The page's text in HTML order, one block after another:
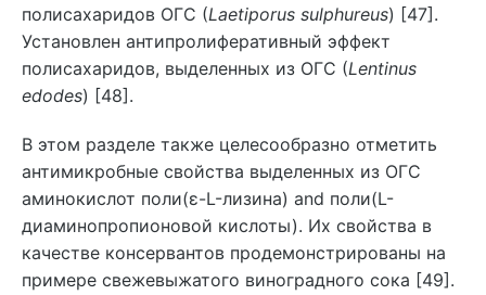
полисахаридов ОГС (Laetiporus sulphureus) [47].
Установлен антипролиферативный эффект
полисахаридов, выделенных из ОГС (Lentinus
edodes) [48].
В этом разделе также целесообразно отметить
антимикробные свойства выделенных из ОГС
аминокислот поли(ε-L-лизина) and поли(L-
диаминопропионовой кислоты). Их свойства в
качестве консервантов продемонстрированы на
примере свежевыжатого виноградного сока [49].